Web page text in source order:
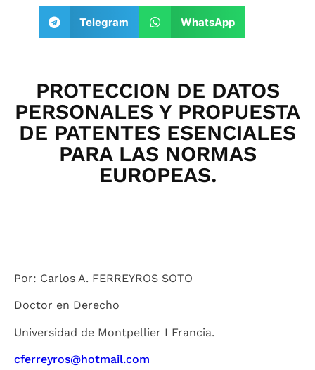
Telegram WhatsApp
PROTECCION DE DATOS
PERSONALES Y PROPUESTA
DE PATENTES ESENCIALES
PARA LAS NORMAS
EUROPEAS.
Por: Carlos A. FERREYROS SOTO
Doctor en Derecho
Universidad de Montpellier I Francia.
cferreyros@hotmail.com